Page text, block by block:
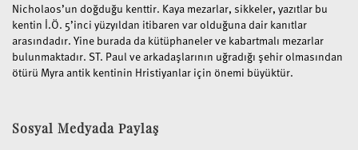
Nicholaos’un doğduğu kenttir. Kaya mezarlar, sikkeler, yazıtlar bu
kentin İ.Ö. 5’inci yüzyıldan itibaren var olduğuna dair kanıtlar
arasındadır. Yine burada da kütüphaneler ve kabartmalı mezarlar
bulunmaktadır. ST. Paul ve arkadaşlarının uğradığı şehir olmasından
ötürü Myra antik kentinin Hristiyanlar için önemi büyüktür.
Sosyal Medyada Paylaş